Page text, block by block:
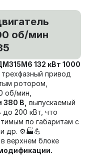
об/мин
132 кВт 1000
привод
ротором,
об/мин,
380 В, выпускаемый
до 200 кВт, что
по габаритам с
др. ⚙️🏭💪
верхнем блоке